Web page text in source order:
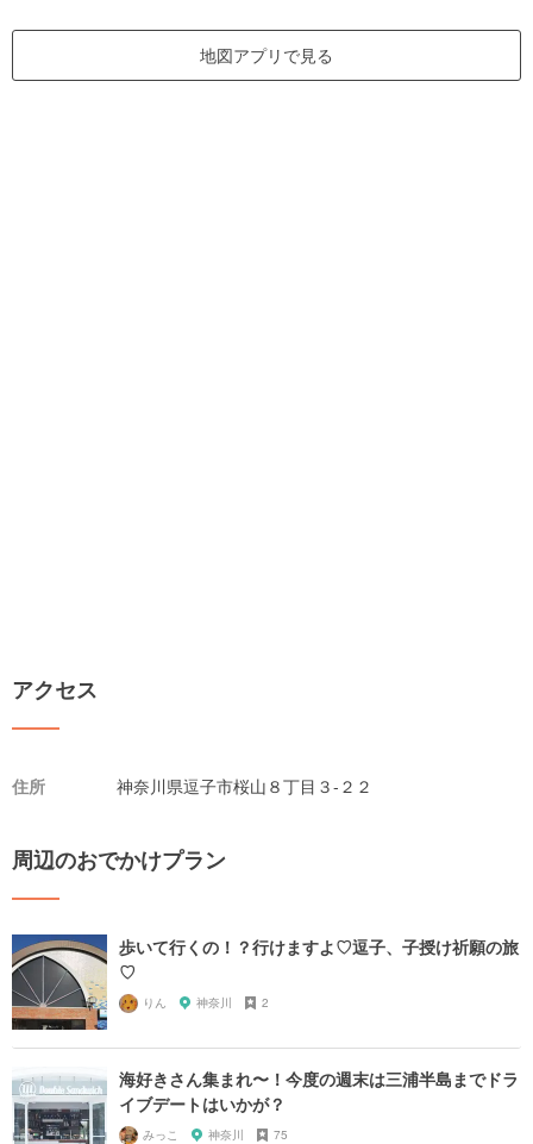
地図アプリで見る
アクセス
住所 神奈川県逗子市桜山８丁目３-２２
周辺のおでかけプラン
歩いて行くの！？行けますよ♡逗子、子授け祈願の旅
♡
りん 神奈川 2
海好きさん集まれ〜！今度の週末は三浦半島までドラ
イブデートはいかが？
みっこ 神奈川 75